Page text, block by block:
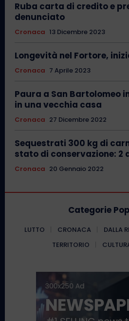
Ruba carta di credito e
denunciato
Cronaca 13 Dicembre 2023
Longevità nel Fortore,
Cronaca 7 Aprile 2023
Paura a San Bartolomeo
in una vecchia casa
Cronaca 27 Dicembre 2022
Sequestrati 300 kg di
stato di conservazione: 2
Cronaca 20 Gennaio 2022
Categorie
LUTTO CRONACA DALLA
TERRITORIO